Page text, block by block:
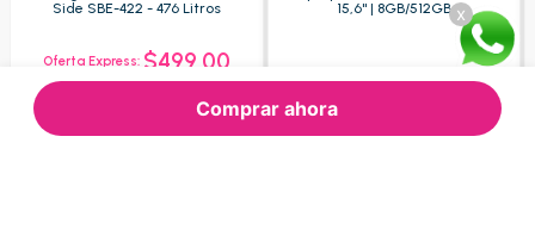
x
Comprar ahora
Side SBE-422 - 476 Litros
Oferta Express: $499.00
Oferta: $609.52
15,6" | 8GB/512GB
$1.200.00